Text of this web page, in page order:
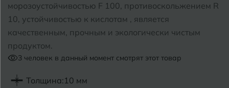
морозоустойчивостью F 100, противоскольжением R
10, устойчивостью к кислотам , является
качественным, прочным и экологически чистым
продуктом.
3 человек в данный момент смотрят этот товар
Толщина:10 мм
Б Барнаул
Белгород
Белореченск
Боровичи
Ростов-на-Дону
Рыбинск